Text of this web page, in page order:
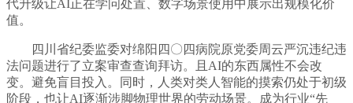
代升级让AI正在学问处置、数字场景使用中展示出规模化价
值。
四川省纪委监委对绵阳四〇四病院原党委周云严沉违纪违
法问题进行了立案审查查询拜访。且AI的东西属性不会改
变。避免盲目投入。同时，人类对类人智能的摸索仍处于初级
阶段，也让AI逐渐涉脚物理世界的劳动场景。成为行业“先